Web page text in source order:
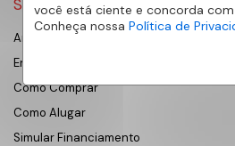
você está ciente e concorda
Conheça nossa Política de
SERVIÇOS
Anunciar Imóvel
Encontre Meu Imóvel
Como Comprar
Como Alugar
Simular Financiamento